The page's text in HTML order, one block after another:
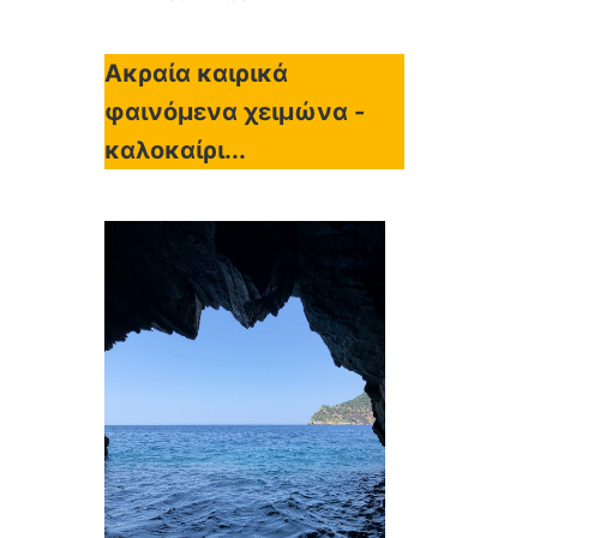
Ακραία καιρικά
φαινόμενα χειμώνα -
καλοκαίρι...